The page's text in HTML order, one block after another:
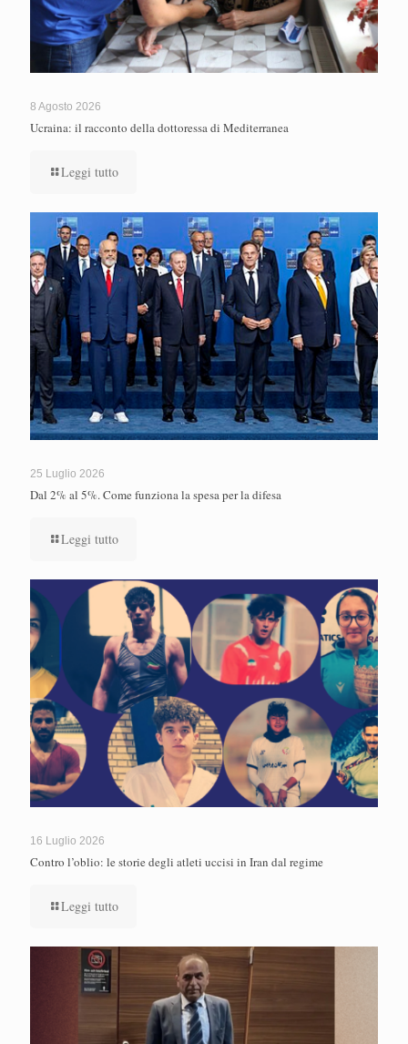
8 Agosto 2026
Ucraina: il racconto della dottoressa di Mediterranea
Leggi tutto
25 Luglio 2026
Dal 2% al 5%. Come funziona la spesa per la difesa
Leggi tutto
16 Luglio 2026
Contro l’oblio: le storie degli atleti uccisi in Iran dal regime
Leggi tutto